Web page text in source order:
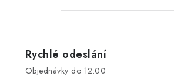
Rychlé odeslání
Objednávky do 12:00